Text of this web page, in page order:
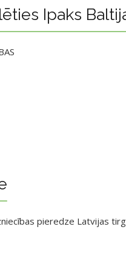
Ipaks
pieredze Latvijas